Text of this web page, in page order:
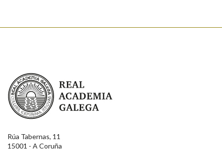
Real Academia Galega
Rúa Tabernas, 11
15001 - A Coruña